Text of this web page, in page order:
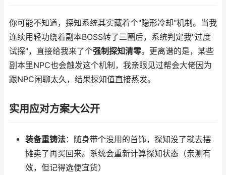
你可能不知道，探知系统其实藏着个"隐形冷却"机制。当我
连续用轻功绕着副本BOSS转了三圈后，系统判定我"过度
试探"，直接给我来了个强制探知清零。更离谱的是，某些
副本里NPC也会触发这个机制，我亲眼见过帮会大佬因为
跟NPC闲聊太久，结果探知值直接蒸发。
实用应对方案大公开
装备重铸法：随身带个没用的首饰，探知没了就去摆
摊卖了再买回来。系统会重新计算探知状态（亲测有
效，但记得选便宜货）